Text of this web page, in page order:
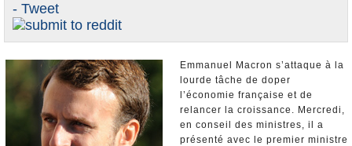
La France et le Monde
Elections européennes
Infos insolites
- Tweet
Emmanuel Macron s’attaque à la
lourde tâche de doper
l’économie française et de
relancer la croissance. Mercredi,
en conseil des ministres, il a
présenté avec le premier ministre